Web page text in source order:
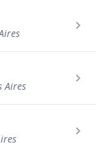
Aires